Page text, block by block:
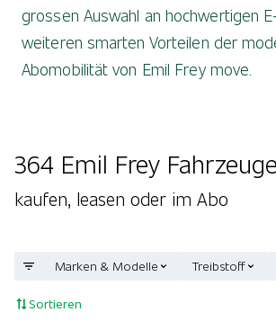
grossen Auswahl an hochwertigen
weiteren smarten Vorteilen der
Abomobilität von Emil Frey move.
364 Emil Frey Fahrzeuge
kaufen, leasen oder im Abo
Sortieren
Marken & Modelle Treibstoff